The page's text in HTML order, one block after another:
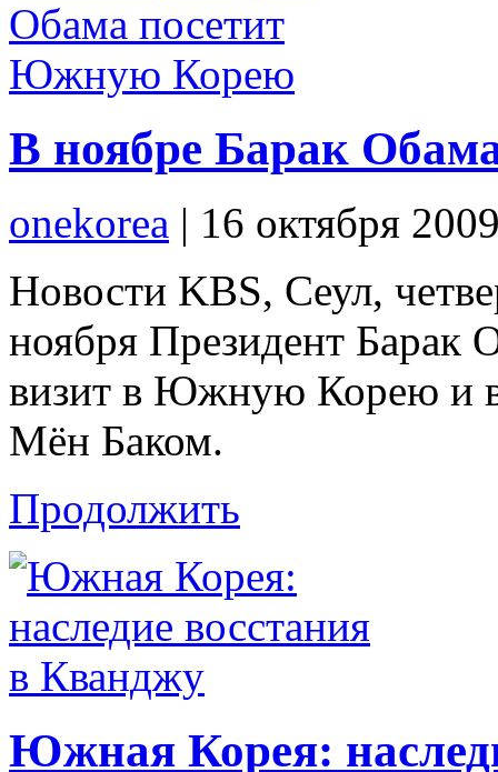
В ноябре Барак
onekorea | 16 октября
Новости KBS, Сеул,
ноября Президент Барак
визит в Южную Корею и
Мён Баком.
Продолжить
Южная Корея: